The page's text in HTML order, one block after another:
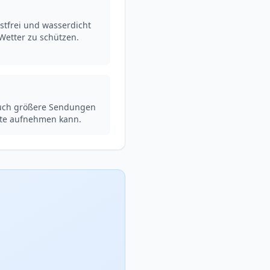
und wasserdicht
zu schützen.
größere Sendungen
aufnehmen kann.